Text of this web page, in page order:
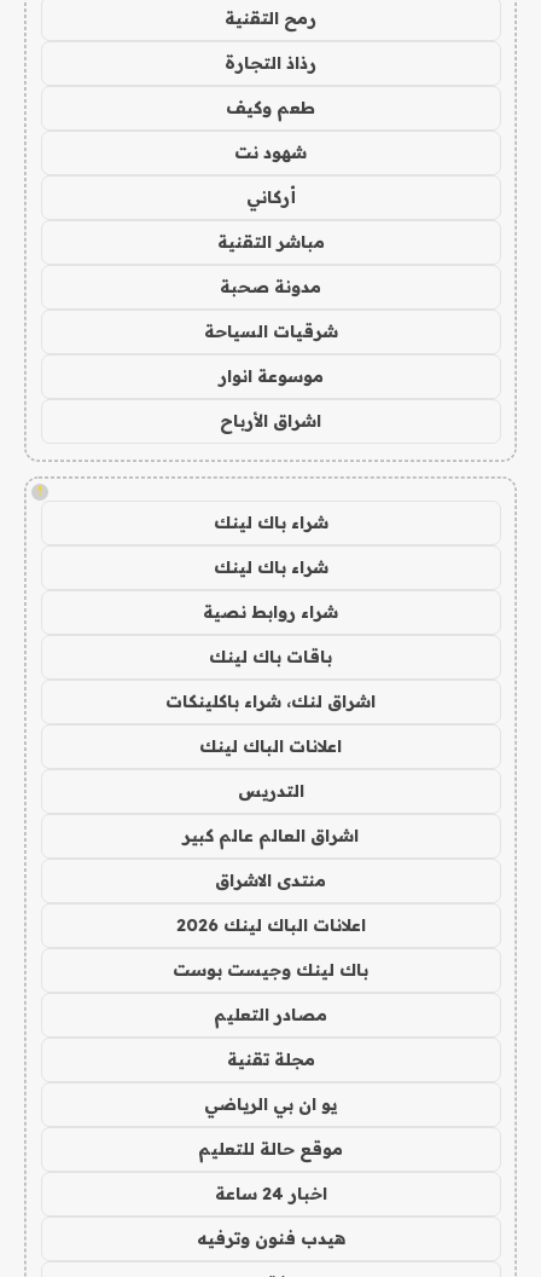
رمح التقنية
رذاذ التجارة
طعم وكيف
شهود نت
أركاني
مباشر التقنية
مدونة صحبة
شرقيات السياحة
موسوعة انوار
اشراق الأرباح
!
شراء باك لينك
شراء باك لينك
شراء روابط نصية
باقات باك لينك
اشراق لنك، شراء باكلينكات
اعلانات الباك لينك
التدريس
اشراق العالم عالم كبير
منتدى الاشراق
اعلانات الباك لينك 2026
باك لينك وجيست بوست
مصادر التعليم
مجلة تقنية
يو ان بي الرياضي
موقع حالة للتعليم
اخبار 24 ساعة
هيدب فنون وترفيه